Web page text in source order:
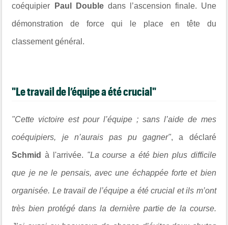
coéquipier Paul Doubledans l’ascension finale. Une
démonstration de force qui le place en tête du
classement général.
"Le travail de l’équipe a été crucial"
"Cette victoire est pour l’équipe ; sans l’aide de mes
coéquipiers, je n’aurais pas pu gagner", a déclaré
Schmidà l'arrivée. "La course a été bien plus difficile
que je ne le pensais, avec une échappée forte et bien
organisée. Le travail de l’équipe a été crucial et ils m’ont
très bien protégé dans la dernière partie de la course.